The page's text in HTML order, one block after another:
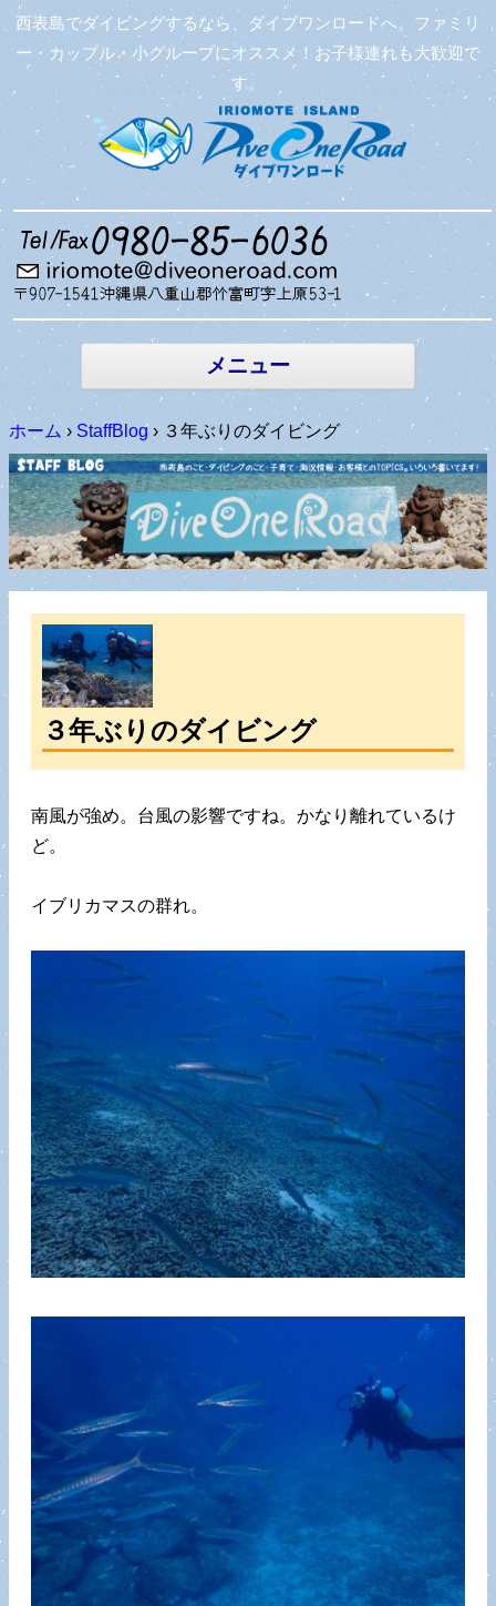
西表島でダイビングするなら、ダイブワンロードへ。ファミリ
ー・カップル・小グループにオススメ！お子様連れも大歓迎で
す。
メニュー
コンテン
ホーム › StaffBlog › ３年ぶりのダイビング
３年ぶりのダイビング
南風が強め。台風の影響ですね。かなり離れているけ
ど。
イブリカマスの群れ。